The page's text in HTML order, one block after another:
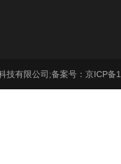
技有限公司;备案号：京ICP备